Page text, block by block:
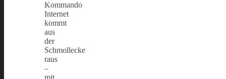
Kommando
Internet
kommt
aus
der
Schmollecke
raus
–
mit